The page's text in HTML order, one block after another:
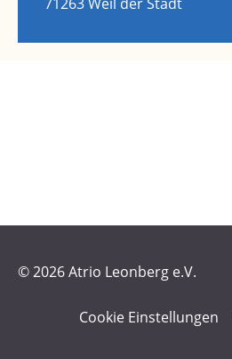
© 2026 Atrio Leonberg e.V.
Cookie Einstellungen